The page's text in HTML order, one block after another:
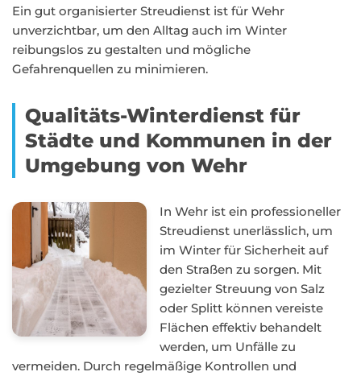
Ein gut organisierter Streudienst ist für Wehr
unverzichtbar, um den Alltag auch im Winter
reibungslos zu gestalten und mögliche
Gefahrenquellen zu minimieren.
Qualitäts-Winterdienst für
Städte und Kommunen in der
Umgebung von Wehr
In Wehr ist ein professioneller
Streudienst unerlässlich, um
im Winter für Sicherheit auf
den Straßen zu sorgen. Mit
gezielter Streuung von Salz
oder Splitt können vereiste
Flächen effektiv behandelt
werden, um Unfälle zu
vermeiden. Durch regelmäßige Kontrollen und